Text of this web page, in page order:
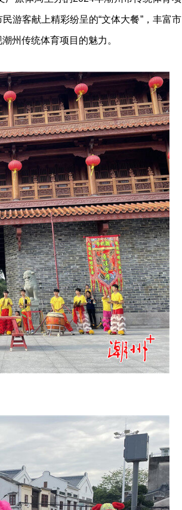
游客献上精彩纷呈的“文体大餐”，丰富市
州传统体育项目的魅力。